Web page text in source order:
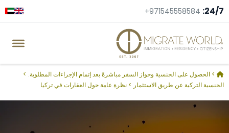
24/7:
+971545558584
> الحصول على الجنسية وجواز السفر مباشرةً بعد إتمام الإجراءات المطلوبة. >
الجنسية التركية عن طريق الاستثمار > نظرة عامة حول العقارات في تركيا